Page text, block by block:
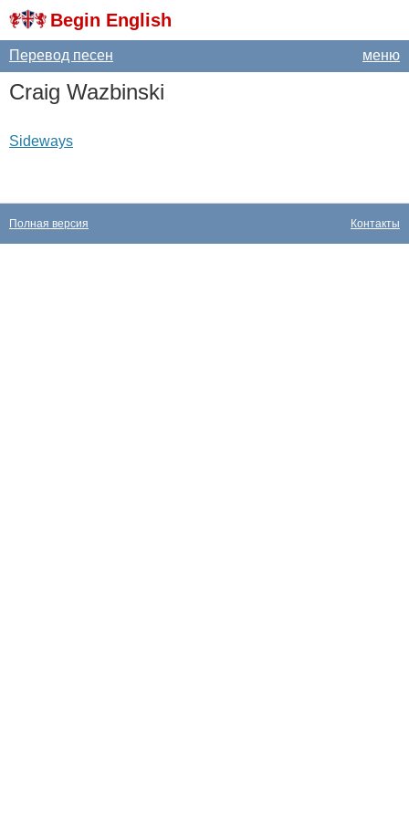
Begin English
меню
Перевод песен
Craig Wazbinski
Sideways
Контакты
Полная версия